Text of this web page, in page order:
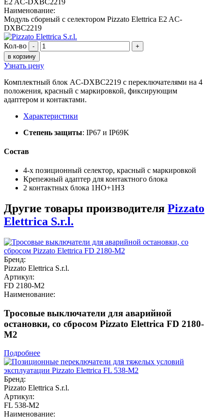
Наименование:
Модуль сборный с селектором Pizzato Elettrica E2 AC-
DXBC2219
Кол-во -
+
в корзину
Узнать цену
Комплектный блок AC-DXBC2219 с переключателями на 4
положения, красный с маркировкой, фиксирующим
адаптером и контактами.
Характеристики
Степень защиты: IP67 и IP69K
Состав
4-х позиционный селектор, красный с маркировкой
Крепежный адаптер для контактного блока
2 контактных блока 1НО+1НЗ
Другие товары производителя Pizzato
Elettrica S.r.l.
Бренд:
Pizzato Elettrica S.r.l.
Артикул:
FD 2180-M2
Наименование:
Тросовые выключатели для аварийной
остановки, со сбросом Pizzato Elettrica FD 2180-
M2
Подробнее
Бренд:
Pizzato Elettrica S.r.l.
Артикул:
FL 538-M2
Наименование: